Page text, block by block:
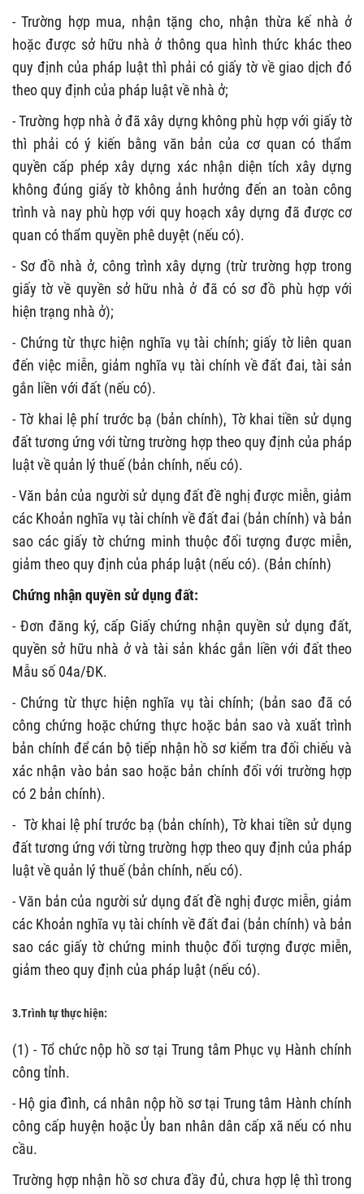
- Trường hợp mua, nhận tặng cho, nhận thừa kế nhà ở
hoặc được sở hữu nhà ở thông qua hình thức khác theo
quy định của pháp luật thì phải có giấy tờ về giao dịch đó
theo quy định của pháp luật về nhà ở;
- Trường hợp nhà ở đã xây dựng không phù hợp với giấy tờ
thì phải có ý kiến bằng văn bản của cơ quan có thẩm
quyền cấp phép xây dựng xác nhận diện tích xây dựng
không đúng giấy tờ không ảnh hưởng đến an toàn công
trình và nay phù hợp với quy hoạch xây dựng đã được cơ
quan có thẩm quyền phê duyệt (nếu có).
- Sơ đồ nhà ở, công trình xây dựng (trừ trường hợp trong
giấy tờ về quyền sở hữu nhà ở đã có sơ đồ phù hợp với
hiện trạng nhà ở);
- Chứng từ thực hiện nghĩa vụ tài chính; giấy tờ liên quan
đến việc miễn, giảm nghĩa vụ tài chính về đất đai, tài sản
gắn liền với đất (nếu có).
- Tờ khai lệ phí trước bạ (bản chính), Tờ khai tiền sử dụng
đất tương ứng với từng trường hợp theo quy định của pháp
luật về quản lý thuế (bản chính, nếu có).
- Văn bản của người sử dụng đất đề nghị được miễn, giảm
các Khoản nghĩa vụ tài chính về đất đai (bản chính) và bản
sao các giấy tờ chứng minh thuộc đối tượng được miễn,
giảm theo quy định của pháp luật (nếu có). (Bản chính)
Chứng nhận quyền sử dụng đất:
- Đơn đăng ký, cấp Giấy chứng nhận quyền sử dụng đất,
quyền sở hữu nhà ở và tài sản khác gắn liền với đất theo
Mẫu số 04a/ĐK.
- Chứng từ thực hiện nghĩa vụ tài chính; (bản sao đã có
công chứng hoặc chứng thực hoặc bản sao và xuất trình
bản chính để cán bộ tiếp nhận hồ sơ kiểm tra đối chiếu và
xác nhận vào bản sao hoặc bản chính đối với trường hợp
có 2 bản chính).
- Tờ khai lệ phí trước bạ (bản chính), Tờ khai tiền sử dụng
đất tương ứng với từng trường hợp theo quy định của pháp
luật về quản lý thuế (bản chính, nếu có).
- Văn bản của người sử dụng đất đề nghị được miễn, giảm
các Khoản nghĩa vụ tài chính về đất đai (bản chính) và bản
sao các giấy tờ chứng minh thuộc đối tượng được miễn,
giảm theo quy định của pháp luật (nếu có).
3.Trình tự thực hiện:
(1) - Tổ chức nộp hồ sơ tại Trung tâm Phục vụ Hành chính
công tỉnh.
- Hộ gia đình, cá nhân nộp hồ sơ tại Trung tâm Hành chính
công cấp huyện hoặc Ủy ban nhân dân cấp xã nếu có nhu
cầu.
Trường hợp nhận hồ sơ chưa đầy đủ, chưa hợp lệ thì trong